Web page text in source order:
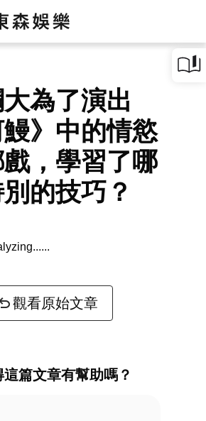
為了演出
鰻》中的情慾
，學習了哪
的技巧？
觀看原始文章
這篇文章有幫助嗎？